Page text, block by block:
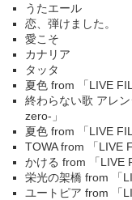
うたエール
恋、弾けました。
愛こそ
カナリア
タッタ
夏色 from 「LIVE
終わらない歌 アレ
zero-」
夏色 from 「LIVE
TOWA from 「LIVE
かける from 「LIVE
栄光の架橋 from 「
ユートピア from 「